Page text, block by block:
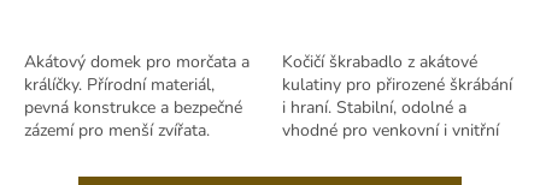
Akátový domek pro morčata a
králíčky. Přírodní materiál,
pevná konstrukce a bezpečné
zázemí pro menší zvířata.
Kočičí škrabadlo z akátové
kulatiny pro přirozené škrábání
i hraní. Stabilní, odolné a
vhodné pro venkovní i vnitřní